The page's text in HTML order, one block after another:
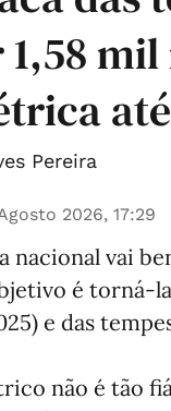
Pereira
2026, 17:29
nacional vai
é torná-
e das
não é tão